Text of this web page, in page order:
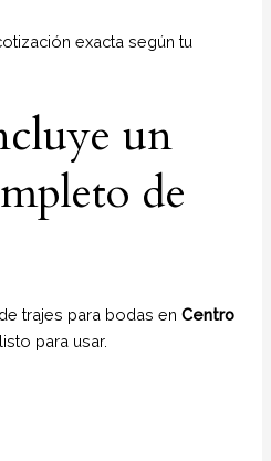
exacta según tu
un
de
trajes para bodas enCentro
para usar.